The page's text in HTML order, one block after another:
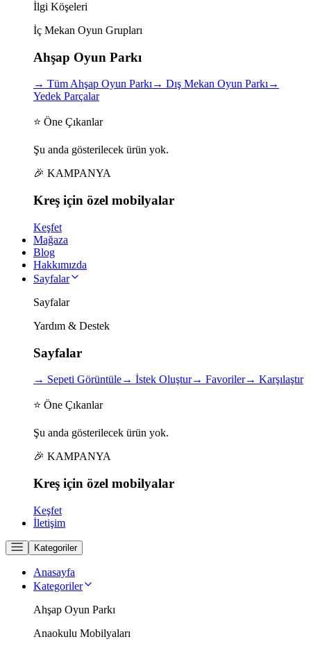
İlgi Köşeleri
İç Mekan Oyun Grupları
Ahşap Oyun Parkı
→ Tüm Ahşap Oyun Parkı→ Dış Mekan Oyun Parkı→
Yedek Parçalar
⭐ Öne Çıkanlar
Şu anda gösterilecek ürün yok.
🎉 KAMPANYA
Kreş için özel mobilyalar
Keşfet
Mağaza
Blog
Hakkımızda
Sayfalar
Sayfalar
Yardım & Destek
Sayfalar
→ Sepeti Görüntüle→ İstek Oluştur→ Favoriler→ Karşılaştır
⭐ Öne Çıkanlar
Şu anda gösterilecek ürün yok.
🎉 KAMPANYA
Kreş için özel mobilyalar
Keşfet
İletişim
Kategoriler
Anasayfa
Kategoriler
Ahşap Oyun Parkı
Anaokulu Mobilyaları